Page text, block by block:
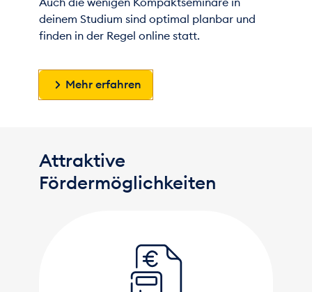
deinem Studium sind optimal planbar und
finden in der Regel online statt.
Mehr erfahren
Attraktive
Fördermöglichkeiten